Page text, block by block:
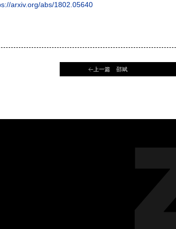
arxiv.org/abs/1802.05640
上一篇 邵斌